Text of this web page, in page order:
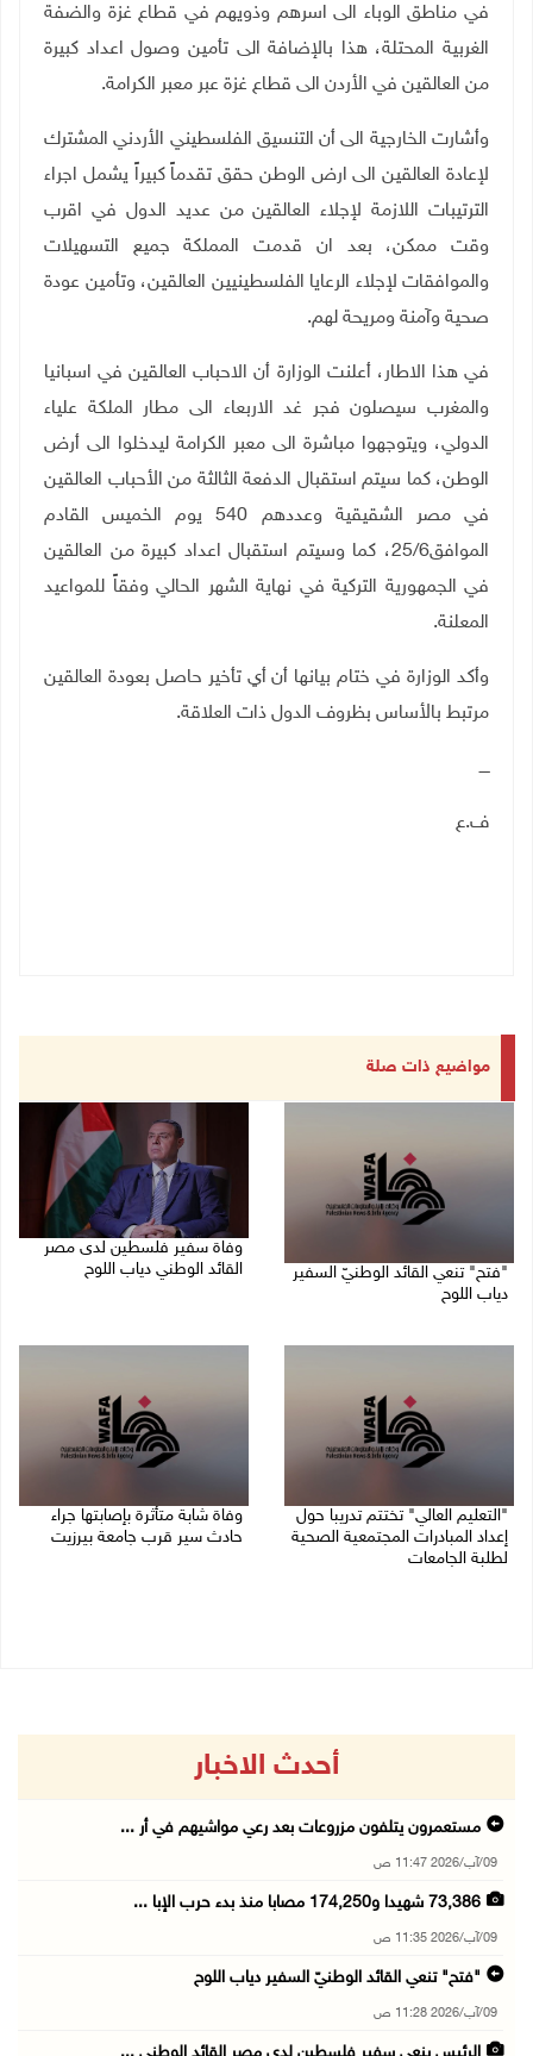
في مناطق الوباء الى اسرهم وذويهم في قطاع غزة والضفة
الغربية المحتلة، هذا بالإضافة الى تأمين وصول اعداد كبيرة
من العالقين في الأردن الى قطاع غزة عبر معبر الكرامة.
وأشارت الخارجية الى أن التنسيق الفلسطيني الأردني المشترك
لإعادة العالقين الى ارض الوطن حقق تقدماً كبيراً يشمل اجراء
الترتيبات اللازمة لإجلاء العالقين من عديد الدول في اقرب
وقت ممكن، بعد ان قدمت المملكة جميع التسهيلات
والموافقات لإجلاء الرعايا الفلسطينيين العالقين، وتأمين عودة
صحية وآمنة ومريحة لهم.
في هذا الاطار، أعلنت الوزارة أن الاحباب العالقين في اسبانيا
والمغرب سيصلون فجر غد الاربعاء الى مطار الملكة علياء
الدولي، ويتوجهوا مباشرة الى معبر الكرامة ليدخلوا الى أرض
الوطن، كما سيتم استقبال الدفعة الثالثة من الأحباب العالقين
في مصر الشقيقية وعددهم 540 يوم الخميس القادم
الموافق25/6، كما وسيتم استقبال اعداد كبيرة من العالقين
في الجمهورية التركية في نهاية الشهر الحالي وفقاً للمواعيد
المعلنة.
وأكد الوزارة في ختام بيانها أن أي تأخير حاصل بعودة العالقين
مرتبط بالأساس بظروف الدول ذات العلاقة.
ــــ
ف.ع
مواضيع ذات صلة
"فتح" تنعي القائد الوطنيّ السفير
دياب اللوح
وفاة سفير فلسطين لدى مصر
القائد الوطني دياب اللوح
"التعليم العالي" تختتم تدريبا حول
إعداد المبادرات المجتمعية الصحية
لطلبة الجامعات
وفاة شابة متأثرة بإصابتها جراء
حادث سير قرب جامعة بيرزيت
أحدث الاخبار
مستعمرون يتلفون مزروعات بعد رعي مواشيهم في أر ...
09/آب/2026 11:47 ص
73,386 شهيدا و174,250 مصابا منذ بدء حرب الإبا ...
09/آب/2026 11:35 ص
"فتح" تنعي القائد الوطنيّ السفير دياب اللوح
09/آب/2026 11:28 ص